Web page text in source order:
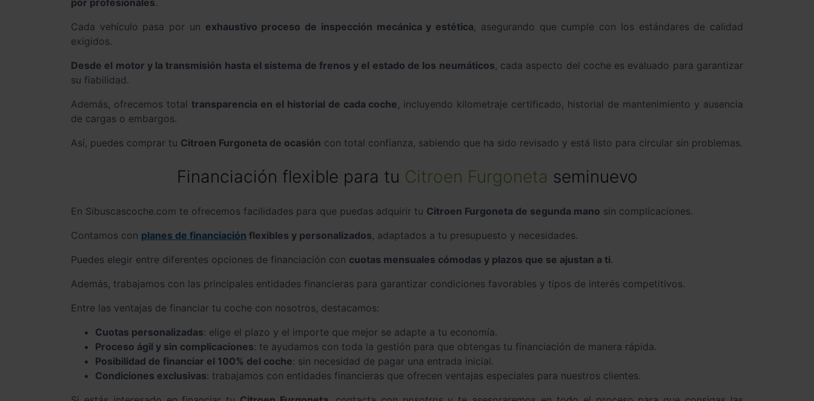
Cada vehículo pasa por un exhaustivo proceso de inspección mecánica y estética, asegurando que cumple con los estándares de calidad
exigidos.
Desde el motor y la transmisión hasta el sistema de frenos y el estado de los neumáticos, cada aspecto del coche es evaluado para garantizar
su fiabilidad.
Además, ofrecemos total transparencia en el historial de cada coche, incluyendo kilometraje certificado, historial de mantenimiento y ausencia
de cargas o embargos.
Así, puedes comprar tu Citroen Furgoneta de ocasión con total confianza, sabiendo que ha sido revisado y está listo para circular sin problemas.
Financiación flexible para tu Citroen Furgoneta seminuevo
En Sibuscascoche.com te ofrecemos facilidades para que puedas adquirir tu Citroen Furgoneta de segunda mano sin complicaciones.
Contamos con planes de financiación flexibles y personalizados, adaptados a tu presupuesto y necesidades.
Puedes elegir entre diferentes opciones de financiación con cuotas mensuales cómodas y plazos que se ajustan a ti.
Además, trabajamos con las principales entidades financieras para garantizar condiciones favorables y tipos de interés competitivos.
Entre las ventajas de financiar tu coche con nosotros, destacamos:
Cuotas personalizadas: elige el plazo y el importe que mejor se adapte a tu economía.
Proceso ágil y sin complicaciones: te ayudamos con toda la gestión para que obtengas tu financiación de manera rápida.
Posibilidad de financiar el 100% del coche: sin necesidad de pagar una entrada inicial.
Condiciones exclusivas: trabajamos con entidades financieras que ofrecen ventajas especiales para nuestros clientes.